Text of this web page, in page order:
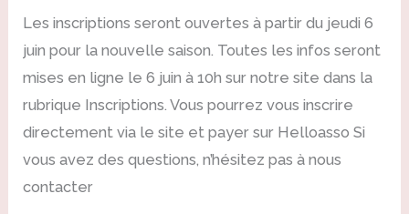
Les inscriptions seront ouvertes à partir du jeudi 6
juin pour la nouvelle saison. Toutes les infos seront
mises en ligne le 6 juin à 10h sur notre site dans la
rubrique Inscriptions. Vous pourrez vous inscrire
directement via le site et payer sur Helloasso Si
vous avez des questions, n’hésitez pas à nous
contacter